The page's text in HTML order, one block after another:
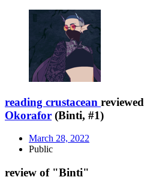
reading crustacean reviewed
Okorafor (Binti, #1)
March 28, 2022
Public
review of "Binti"